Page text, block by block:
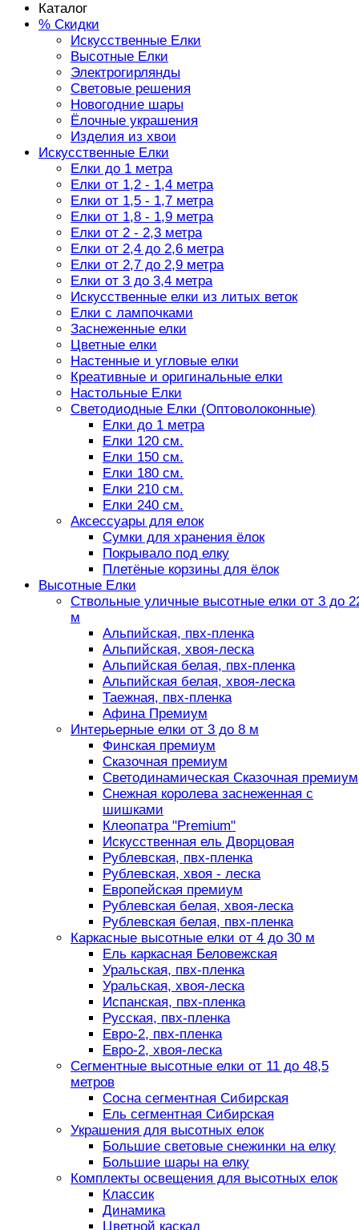
Каталог
% Скидки
Искусственные Елки
Высотные Елки
Электрогирлянды
Световые решения
Новогодние шары
Ёлочные украшения
Изделия из хвои
Искусственные Елки
Елки до 1 метра
Елки от 1,2 - 1,4 метра
Елки от 1,5 - 1,7 метра
Елки от 1,8 - 1,9 метра
Елки от 2 - 2,3 метра
Елки от 2,4 до 2,6 метра
Елки от 2,7 до 2,9 метра
Елки от 3 до 3,4 метра
Искусственные елки из литых веток
Елки с лампочками
Заснеженные елки
Цветные елки
Настенные и угловые елки
Креативные и оригинальные елки
Настольные Елки
Светодиодные Елки (Оптоволоконные)
Елки до 1 метра
Елки 120 см.
Елки 150 см.
Елки 180 см.
Елки 210 см.
Елки 240 см.
Аксессуары для елок
Сумки для хранения ёлок
Покрывало под елку
Плетёные корзины для ёлок
Высотные Елки
Ствольные уличные высотные елки от 3 до
м
Альпийская, пвх-пленка
Альпийская, хвоя-леска
Альпийская белая, пвх-пленка
Альпийская белая, хвоя-леска
Таежная, пвх-пленка
Афина Премиум
Интерьерные елки от 3 до 8 м
Финская премиум
Сказочная премиум
Светодинамическая Сказочная премиум
Снежная королева заснеженная с
шишками
Клеопатра "Premium"
Искусственная ель Дворцовая
Рублевская, пвх-пленка
Рублевская, хвоя - леска
Европейская премиум
Рублевская белая, хвоя-леска
Рублевская белая, пвх-пленка
Каркасные высотные елки от 4 до 30 м
Ель каркасная Беловежская
Уральская, пвх-пленка
Уральская, хвоя-леска
Испанская, пвх-пленка
Русская, пвх-пленка
Евро-2, пвх-пленка
Евро-2, хвоя-леска
Сегментные высотные елки от 11 до 48,5
метров
Сосна сегментная Сибирская
Ель сегментная Сибирская
Украшения для высотных елок
Большие световые снежинки на елку
Большие шары на елку
Комплекты освещения для высотных елок
Классик
Динамика
Цветной каскад